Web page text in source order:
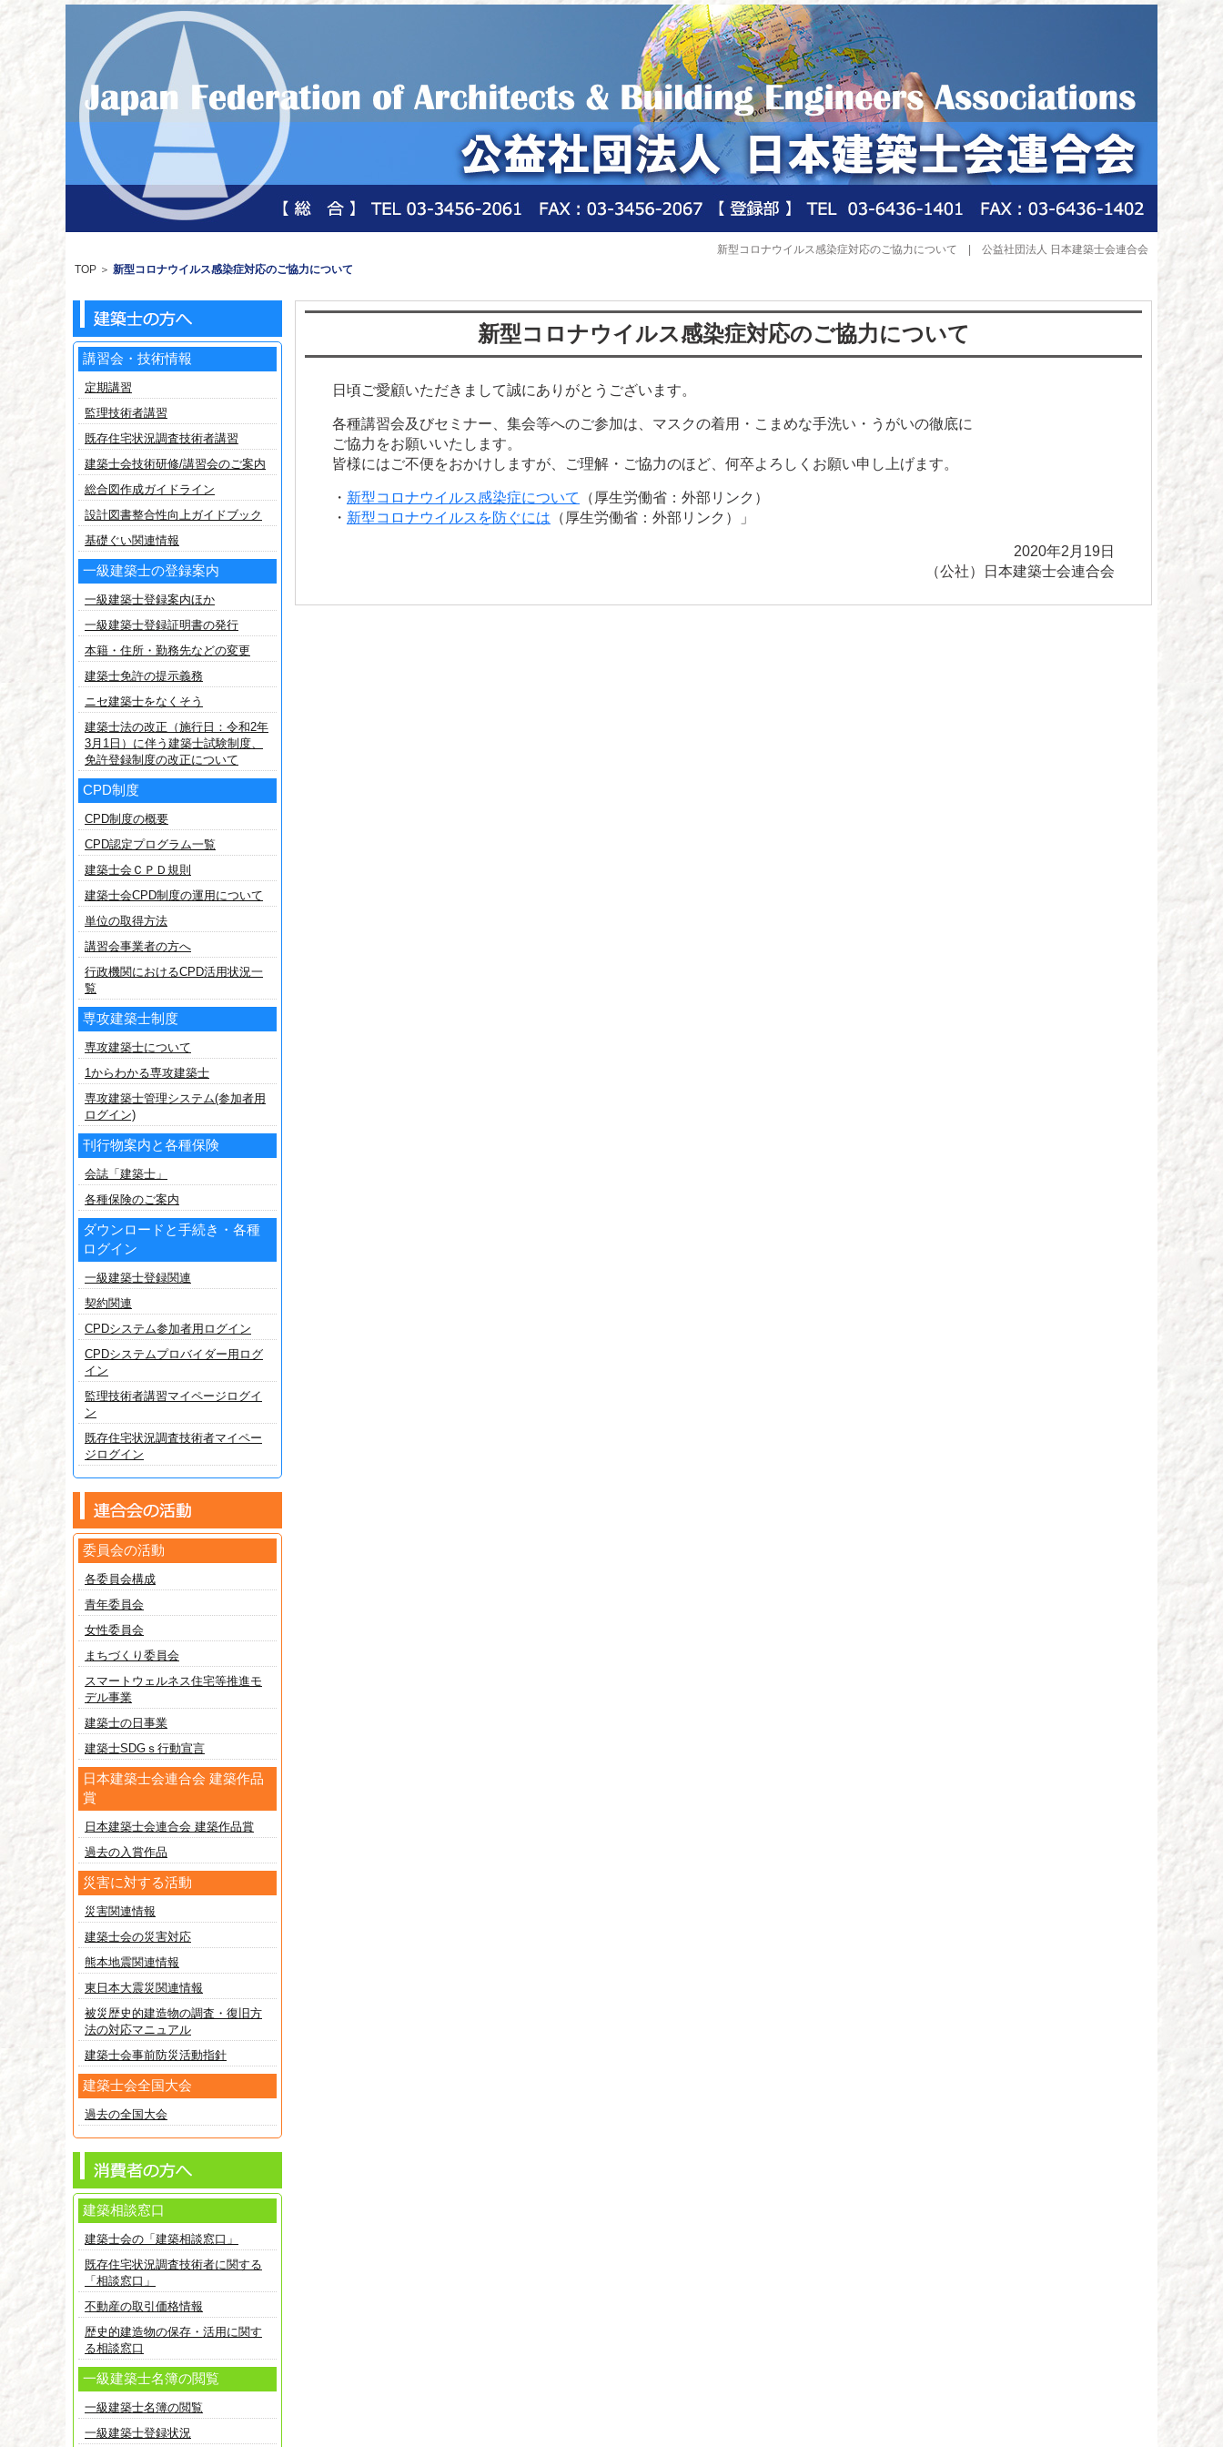
新型コロナウイルス感染症対応のご協力について | 公益社団法人 日本建築士会連合会
TOP ＞ 新型コロナウイルス感染症対応のご協力について
新型コロナウイルス感染症対応のご協力について
日頃ご愛顧いただきまして誠にありがとうございます。
各種講習会及びセミナー、集会等へのご参加は、マスクの着用・こまめな手洗い・うがいの徹底に
ご協力をお願いいたします。
皆様にはご不便をおかけしますが、ご理解・ご協力のほど、何卒よろしくお願い申し上げます。
・ 新型コロナウイルス感染症について
（厚生労働省：外部リンク）
・ 新型コロナウイルスを防ぐには （厚生労働省：外部リンク）」
2020年2月19日
（公社）日本建築士会連合会
講習会・技術情報
定期講習
監理技術者講習
既存住宅状況調査技術者講習
建築士会技術研修/講習会のご案内
総合図作成ガイドライン
設計図書整合性向上ガイドブック
基礎ぐい関連情報
一級建築士の登録案内
一級建築士登録案内ほか
一級建築士登録証明書の発行
本籍・住所・勤務先などの変更
建築士免許の提示義務
ニセ建築士をなくそう
建築士法の改正（施行日：令和2年
3月1日）に伴う建築士試験制度、
免許登録制度の改正について
CPD制度
CPD制度の概要
CPD認定プログラム一覧
建築士会ＣＰＤ規則
建築士会CPD制度の運用について
単位の取得方法
講習会事業者の方へ
行政機関におけるCPD活用状況一
覧
専攻建築士制度
専攻建築士について
1からわかる専攻建築士
専攻建築士管理システム(参加者用
ログイン)
刊行物案内と各種保険
会誌「建築士」
各種保険のご案内
ダウンロードと手続き・各種
ログイン
一級建築士登録関連
契約関連
CPDシステム参加者用ログイン
CPDシステムプロバイダー用ログ
イン
監理技術者講習マイページログイ
ン
既存住宅状況調査技術者マイペー
ジログイン
委員会の活動
各委員会構成
青年委員会
女性委員会
まちづくり委員会
スマートウェルネス住宅等推進モ
デル事業
建築士の日事業
建築士SDGｓ行動宣言
日本建築士会連合会 建築作品
賞
日本建築士会連合会 建築作品賞
過去の入賞作品
災害に対する活動
災害関連情報
建築士会の災害対応
熊本地震関連情報
東日本大震災関連情報
被災歴史的建造物の調査・復旧方
法の対応マニュアル
建築士会事前防災活動指針
建築士会全国大会
過去の全国大会
建築相談窓口
建築士会の「建築相談窓口」
既存住宅状況調査技術者に関する
「相談窓口」
不動産の取引価格情報
歴史的建造物の保存・活用に関す
る相談窓口
一級建築士名簿の閲覧
一級建築士名簿の閲覧
一級建築士登録状況